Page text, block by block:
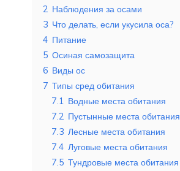
2 Наблюдения за осами
3 Что делать, если укусила оса?
4 Питание
5 Осиная самозащита
6 Виды ос
7 Типы сред обитания
7.1 Водные места обитания
7.2 Пустынные места обитания
7.3 Лесные места обитания
7.4 Луговые места обитания
7.5 Тундровые места обитания